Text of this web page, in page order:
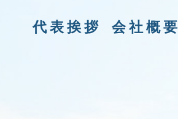
代表挨拶 会社概要